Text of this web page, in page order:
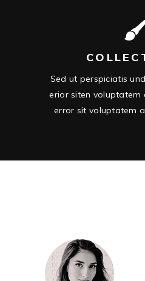
Sed ut perspiciatis
erior siten voluptatem
error sit voluptatem